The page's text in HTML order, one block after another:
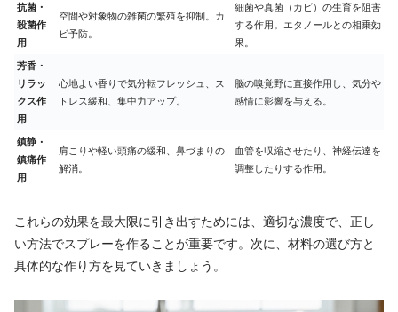
抗菌・
殺菌作
用
空間や対象物の雑菌の繁殖を抑制。カ
ビ予防。
細菌や真菌（カビ）の生育を阻害
する作用。エタノールとの相乗効
果。
芳香・
リラッ
クス作
用
心地よい香りで気分転フレッシュ、ス
トレス緩和、集中力アップ。
脳の嗅覚野に直接作用し、気分や
感情に影響を与える。
鎮静・
鎮痛作
用
肩こりや軽い頭痛の緩和、鼻づまりの
解消。
血管を収縮させたり、神経伝達を
調整したりする作用。
これらの効果を最大限に引き出すためには、適切な濃度で、正し
い方法でスプレーを作ることが重要です。次に、材料の選び方と
具体的な作り方を見ていきましょう。